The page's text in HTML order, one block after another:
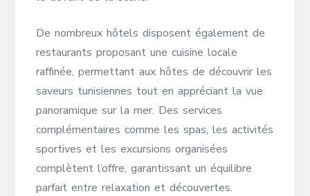
De nombreux hôtels disposent également de
restaurants proposant une cuisine locale
raffinée, permettant aux hôtes de découvrir les
saveurs tunisiennes tout en appréciant la vue
panoramique sur la mer. Des services
complémentaires comme les spas, les activités
sportives et les excursions organisées
complètent l’offre, garantissant un équilibre
parfait entre relaxation et découvertes.